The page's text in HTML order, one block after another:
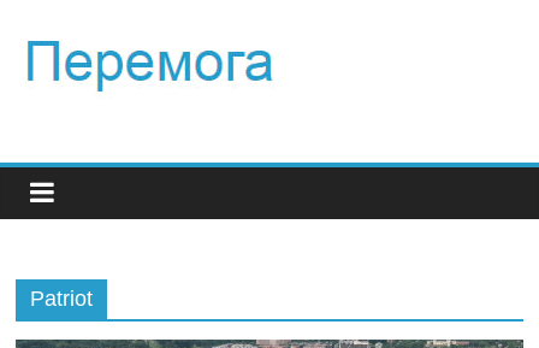
Patriot